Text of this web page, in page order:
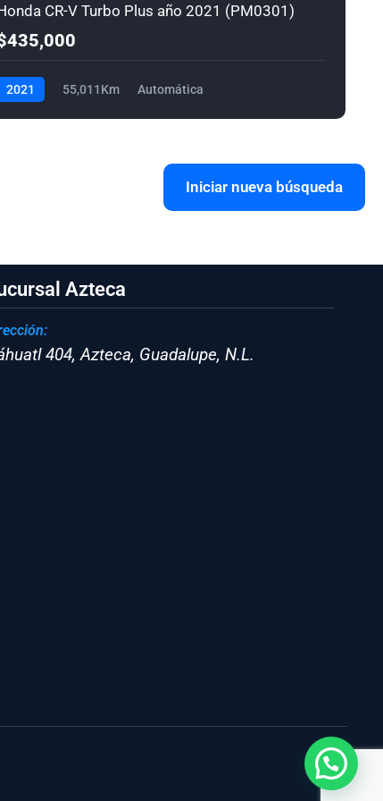
CR-V Turbo Plus año 2021 (PM0301)
2021 55,011Km Automática
Iniciar nueva búsqueda
Azteca
404, Azteca, Guadalupe, N.L.